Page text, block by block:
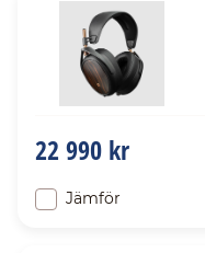
22 990 kr
Jämför